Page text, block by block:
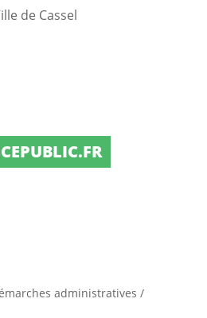
administratives /